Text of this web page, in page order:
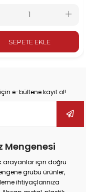
SEPETE EKLE
e-bültene kayıt ol!
Mengenesi
arayanlar için doğru
grubu ürünler,
ihtiyaçlarınıza